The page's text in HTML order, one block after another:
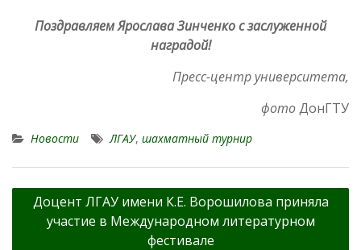
Поздравляем Ярослава Зинченко с заслуженной
наградой!
Пресс-центр университета,
фотоДонГТУ
Новости ЛГАУ, шахматный турнир
Навигация
Доцент ЛГАУ имени К.Е. Ворошилова приняла
участие в Международном литературном
фестивале